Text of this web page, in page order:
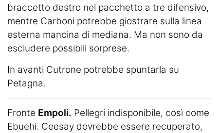
braccetto destro nel pacchetto a tre difensivo,
mentre Carboni potrebbe giostrare sulla linea
esterna mancina di mediana. Ma non sono da
escludere possibili sorprese.
In avanti Cutrone potrebbe spuntarla su
Petagna.
Fronte Empoli. Pellegri indisponibile, così come
Ebuehi. Ceesay dovrebbe essere recuperato,